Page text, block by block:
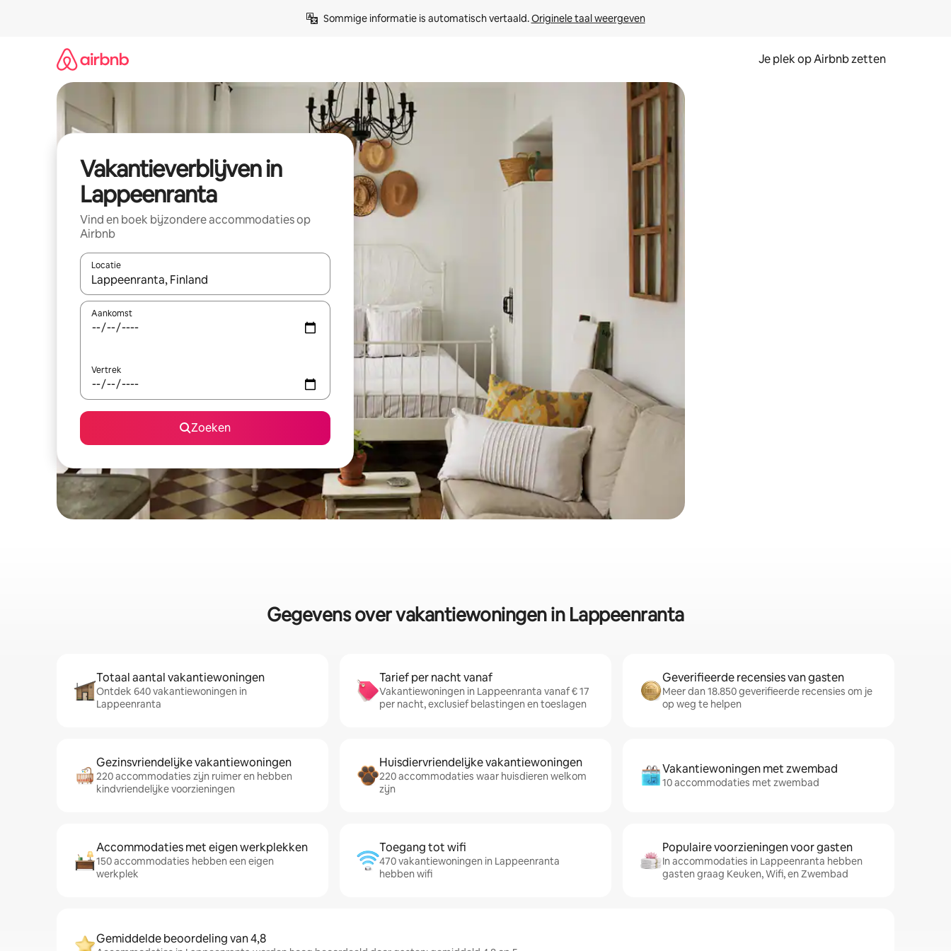
Sommige informatie is automatisch vertaald. Originele taal weergeven
Je plek op Airbnb zetten
Vakantieverblijven in
Lappeenranta
Vind en boek bijzondere accommodaties op
Airbnb
Locatie
Wanneer er resultaten beschikbaar zijn, maak je een keuze met je de pijltjestoetsen omhoog en omlaag, óf door te tikken of swipen.
Aankomst
Vertrek
Zoeken
Gegevens over vakantiewoningen in Lappeenranta
Totaal aantal vakantiewoningen
Ontdek 640 vakantiewoningen in
Lappeenranta
Tarief per nacht vanaf
Vakantiewoningen in Lappeenranta vanaf € 17
per nacht, exclusief belastingen en toeslagen
Geverifieerde recensies van gasten
Meer dan 18.850 geverifieerde recensies om je
op weg te helpen
Gezinsvriendelijke vakantiewoningen
220 accommodaties zijn ruimer en hebben
kindvriendelijke voorzieningen
Huisdiervriendelijke vakantiewoningen
220 accommodaties waar huisdieren welkom
zijn
Vakantiewoningen met zwembad
10 accommodaties met zwembad
Accommodaties met eigen werkplekken
150 accommodaties hebben een eigen
werkplek
Toegang tot wifi
470 vakantiewoningen in Lappeenranta
hebben wifi
Populaire voorzieningen voor gasten
In accommodaties in Lappeenranta hebben
gasten graag Keuken, Wifi, en Zwembad
Gemiddelde beoordeling van 4,8